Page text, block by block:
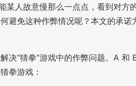
某人故意慢那么一点点，看到对方
避免这种作弊情况呢？本文的承诺
决“猜拳”游戏中的作弊问题。A 和
拳游戏：